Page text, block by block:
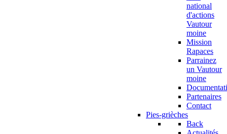
national
d'actions
Vautour
moine
Mission
Rapaces
Parrainez
un Vautour
moine
Partenaires
Contact
Pies-grièches
Back